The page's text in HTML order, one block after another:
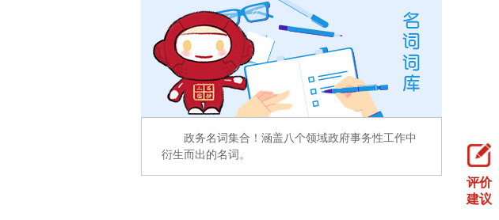
政务名词集合！涵盖八个领域政府事务性工作中
衍生而出的名词。
评价
建议